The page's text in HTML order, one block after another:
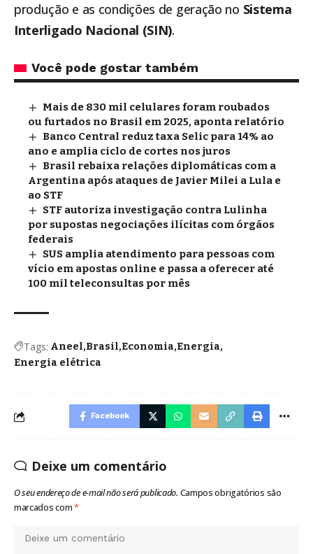
produção e as condições de geração no Sistema
Interligado Nacional (SIN).
Você pode gostar também
Mais de 830 mil celulares foram roubados
ou furtados no Brasil em 2025, aponta relatório
Banco Central reduz taxa Selic para 14% ao
ano e amplia ciclo de cortes nos juros
Brasil rebaixa relações diplomáticas com a
Argentina após ataques de Javier Milei a Lula e
ao STF
STF autoriza investigação contra Lulinha
por supostas negociações ilícitas com órgãos
federais
SUS amplia atendimento para pessoas com
vício em apostas online e passa a oferecer até
100 mil teleconsultas por mês
Tags: Aneel Brasil Economia Energia
Energia elétrica
Facebook
Deixe um comentário
O seu endereço de e-mail não será publicado. Campos obrigatórios são
marcados com*